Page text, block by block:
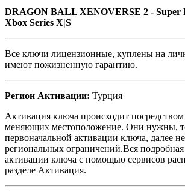
DRAGON BALL XENOVERSE 2 - Super
Xbox Series X|S
Все ключи лицензионные, куплены на
имеют пожизненную гарантию.
Регион Активации: Турция
Активация ключа происходит посредством
меняющих местоположение. Они нужны,
первоначальной активации ключа, далее
региональных ограничений.Вся
активации ключа с помощью сервисов
разделе Активация.